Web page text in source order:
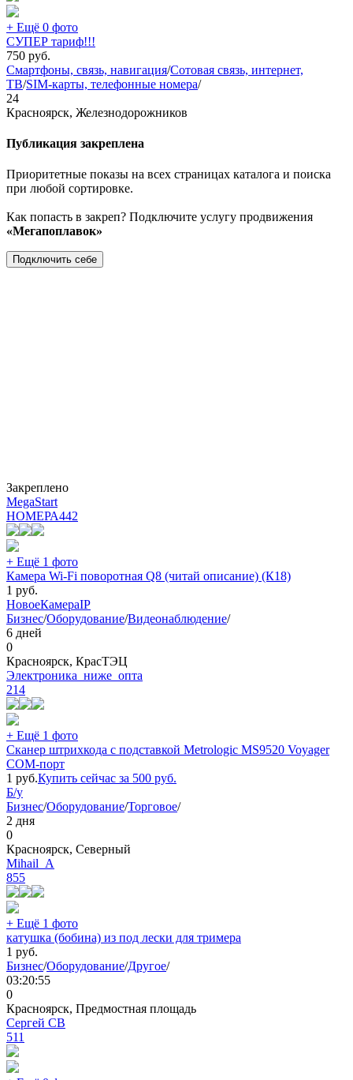
+ Ещё 0 фото
СУПЕР тариф!!!
750 руб.
Смартфоны, связь, навигация/Сотовая связь, интернет,
ТВ/SIM-карты, телефонные номера/
24
Красноярск, Железнодорожников
Публикация закреплена
Приоритетные показы на всех страницах каталога и поиска
при любой сортировке.
Как попасть в закреп? Подключите услугу продвижения
«Мегапоплавок»
Подключить себе
Закреплено
MegaStart
НОМЕРА442
+ Ещё 1 фото
Камера Wi-Fi поворотная Q8 (читай описание) (К18)
1 руб.
НовоеКамераIP
Бизнес/Оборудование/Видеонаблюдение/
6 дней
0
Красноярск, КрасТЭЦ
Электроника_ниже_опта
214
+ Ещё 1 фото
Сканер штрихкода с подставкой Metrologic MS9520 Voyager
COM-порт
1 руб.Купить сейчас за 500 руб.
Б/у
Бизнес/Оборудование/Торговое/
2 дня
0
Красноярск, Северный
Mihail_A
855
+ Ещё 1 фото
катушка (бобина) из под лески для тримера
1 руб.
Бизнес/Оборудование/Другое/
03:20:55
0
Красноярск, Предмостная площадь
Сергей СВ
511